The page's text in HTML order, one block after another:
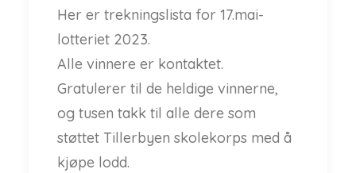
Her er trekningslista for 17.mai-
lotteriet 2023.
Alle vinnere er kontaktet.
Gratulerer til de heldige vinnerne,
og tusen takk til alle dere som
støttet Tillerbyen skolekorps med å
kjøpe lodd.